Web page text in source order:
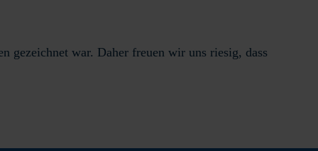
gezeichnet war. Daher freuen wir uns riesig, dass